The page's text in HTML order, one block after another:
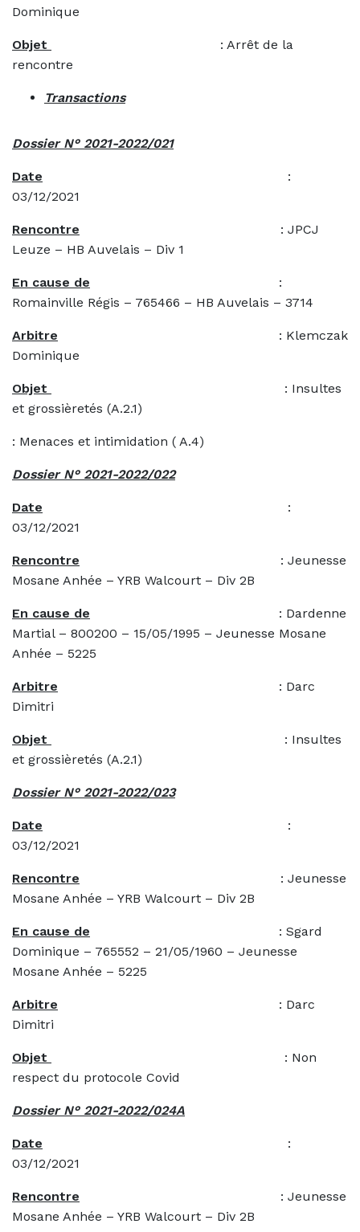
Dominique
Objet
: Arrêt de la
rencontre
Transactions
Dossier N° 2021-2022/021
Date :
03/12/2021
Rencontre : JPCJ
Leuze – HB Auvelais – Div 1
En cause de :
Romainville Régis – 765466 – HB Auvelais – 3714
Arbitre : Klemczak
Dominique
Objet
: Insultes
et grossièretés (A.2.1)
: Menaces et intimidation ( A.4)
Dossier N° 2021-2022/022
Date :
03/12/2021
Rencontre : Jeunesse
Mosane Anhée – YRB Walcourt – Div 2B
En cause de : Dardenne
Martial – 800200 – 15/05/1995 – Jeunesse Mosane
Anhée – 5225
Arbitre : Darc
Dimitri
Objet
: Insultes
et grossièretés (A.2.1)
Dossier N° 2021-2022/023
Date :
03/12/2021
Rencontre : Jeunesse
Mosane Anhée – YRB Walcourt – Div 2B
En cause de : Sgard
Dominique – 765552 – 21/05/1960 – Jeunesse
Mosane Anhée – 5225
Arbitre : Darc
Dimitri
Objet
: Non
respect du protocole Covid
Dossier N° 2021-2022/024A
Date :
03/12/2021
Rencontre : Jeunesse
Mosane Anhée – YRB Walcourt – Div 2B